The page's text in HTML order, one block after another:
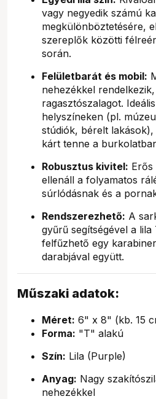
vagy negyedik számú
megkülönböztetésére,
szereplők közötti
során.
Felületbarát és mobil:
nehezékkel
ragasztószalagot.
helyszíneken (pl.
stúdiók, bérelt
kárt tenne a
Robusztus kivitel:
ellenáll a folyamatos
súrlódásnak és a
Rendszerezhető: A
gyűrű segítségével a
felfűzhető egy
darabjával együtt.
Műszaki adatok:
Méret: 6" x 8" (kb. 15
Forma: "T" alakú
Szín: Lila (Purple)
Anyag: Nagy
nehezékkel